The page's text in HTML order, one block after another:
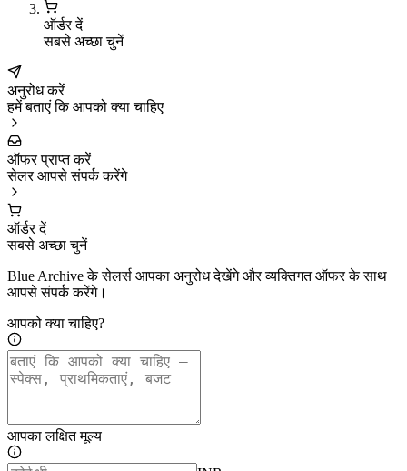
ऑर्डर दें
सबसे अच्छा चुनें
अनुरोध करें
हमें बताएं कि आपको क्या चाहिए
ऑफर प्राप्त करें
सेलर आपसे संपर्क करेंगे
ऑर्डर दें
सबसे अच्छा चुनें
Blue Archive के सेलर्स आपका अनुरोध देखेंगे और व्यक्तिगत ऑफर के साथ
आपसे संपर्क करेंगे।
आपको क्या चाहिए?
आपका लक्षित मूल्य